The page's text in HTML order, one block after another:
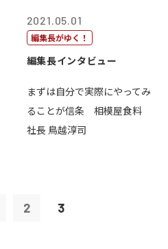
2021.05.01
編集長がゆく！
編集長インタビュー
まずは自分で実際にやってみ
ることが信条 相模屋食料
社長 鳥越淳司
2 3